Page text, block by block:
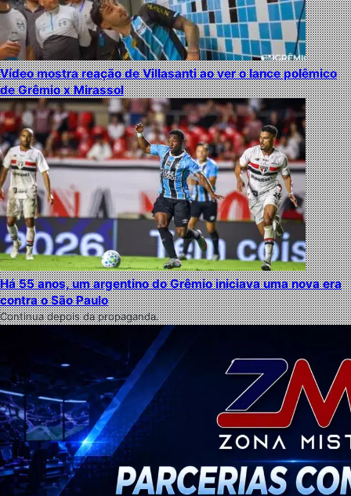
Vídeo mostra reação de Villasanti ao ver o lance polêmico
de Grêmio x Mirassol
Há 55 anos, um argentino do Grêmio iniciava uma nova era
contra o São Paulo
Continua depois da propaganda.